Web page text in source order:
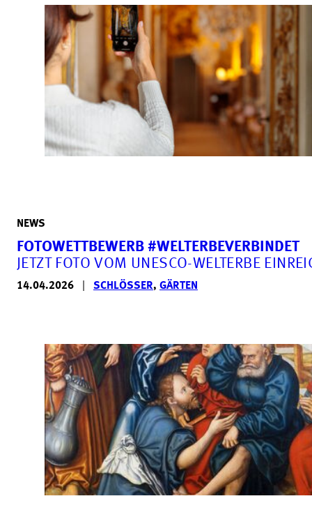
NEWS
FOTOWETTBEWERB #WELTERBEVERBINDET
JETZT FOTO VOM UNESCO-WELTERBE
14.04.2026 SCHLÖSSER, GÄRTEN